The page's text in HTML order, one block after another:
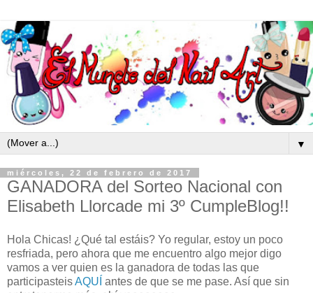
▼
miércoles, 22 de febrero de 2017
GANADORA del Sorteo Nacional con
Elisabeth Llorcade mi 3º CumpleBlog!!
Hola Chicas! ¿Qué tal estáis? Yo regular, estoy un poco
resfriada, pero ahora que me encuentro algo mejor digo
vamos a ver quien es la ganadora de todas las que
participasteisAQUÍ antes de que se me pase. Así que sin